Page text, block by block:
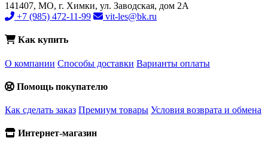
141407, МО, г. Химки, ул. Заводская, дом 2А
+7 (985) 472-11-99
vit-les@bk.ru
Как купить
О компании Способы доставки Варианты оплаты
Помощь покупателю
Как сделать заказ Премиум товары Условия возврата и обмена
Интернет-магазин